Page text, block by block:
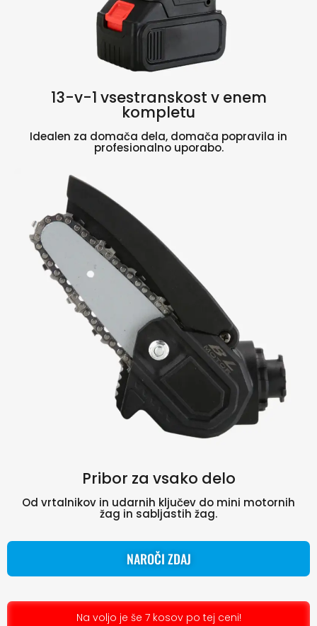
13-v-1 vsestranskost v enem
kompletu
Idealen za domača dela, domača popravila in
profesionalno uporabo.
Pribor za vsako delo
Od vrtalnikov in udarnih ključev do mini motornih
žag in sabljastih žag.
NAROČI ZDAJ
Na voljo je še 7 kosov po tej ceni!